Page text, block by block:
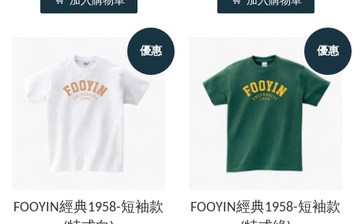
優惠
FOOYIN經典1958-短袖款
優惠
FOOYIN經典1958-短袖款